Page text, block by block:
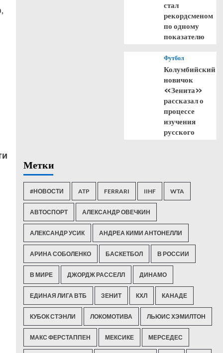
стал
рекордсменом
по одному
показателю
Футбол
Колумбийский
новичок
«Зенита»
рассказал о
процессе
изучения
русского
Метки
#НОВОСТИ ATP FERRARI IIHF WTA
АВТОСПОРТ АЛЕКСАНДР ОВЕЧКИН
АЛЕКСАНДР УСИК АНДРЕА КИМИ АНТОНЕЛЛИ
АРИНА СОБОЛЕНКО БАСКЕТБОЛ В РОССИИ
В МИРЕ ДЖОРДЖ РАССЕЛЛ ДИНАМО
ЕДИНАЯ ЛИГА ВТБ ЗЕНИТ КХЛ КАНАДЕ
КУБОК СТЭНЛИ ЛОКОМОТИВА ЛЬЮИС ХЭМИЛТОН
МАКС ФЕРСТАППЕН МЕКСИКЕ МЕРСЕДЕС